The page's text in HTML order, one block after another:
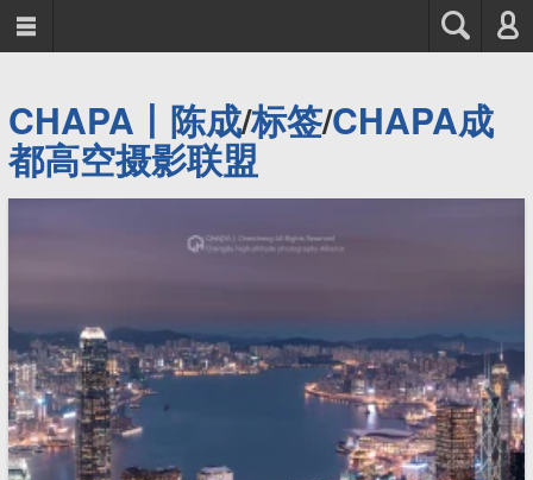
  
CHAPA丨陈成/标签/CHAPA成
都高空摄影联盟